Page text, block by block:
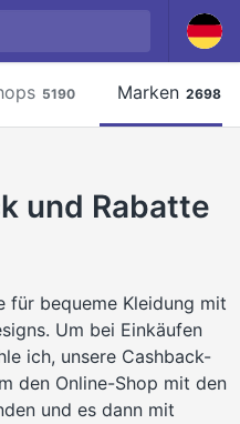
5190 Marken 2698
und Rabatte
für bequeme Kleidung mit
Um bei Einkäufen
ich, unsere Cashback-
den Online-Shop mit den
und es dann mit